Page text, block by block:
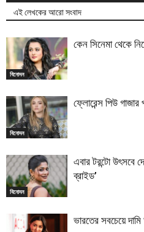
এই লেখকের আরো সংবাদ
বিনোদন
কেন সিনেমা থেকে
বিনোদন
ফ্লোরেন্স পিউ গাজার
বিনোদন
এবার টরন্টো উৎসবে
ব্রাইড’
ভারতের সবচেয়ে